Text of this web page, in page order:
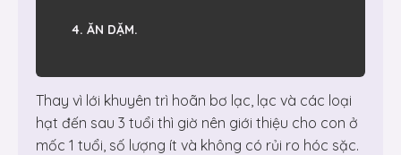
4. ĂN DẶM.
Thay vì lới khuyên trì hoãn bơ lạc, lạc và các loại
hạt đến sau 3 tuổi thì giờ nên giới thiệu cho con ở
mốc 1 tuổi, số lượng ít và không có rủi ro hóc sặc.